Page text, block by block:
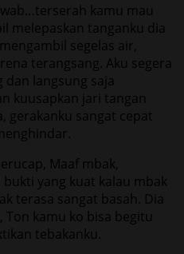
kamu mau
melepaskan tanganku dia
segelas air,
terangsang. Aku segera
dan langsung saja
kuusapkan jari tangan
gerakanku sangat cepat
Maaf mbak,
bukti yang kuat kalau mbak
terasa sangat basah. Dia
Ton kamu ko bisa begitu
tebakanku.